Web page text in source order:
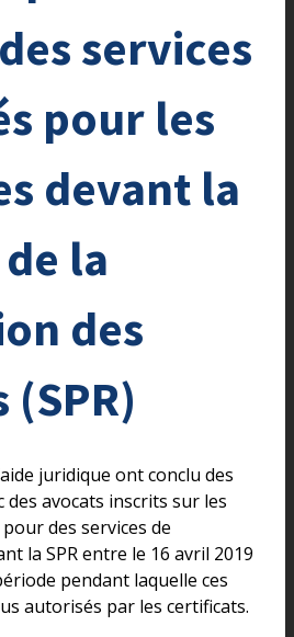
services
pour les
devant la
la
des
juridique ont conclu des
des avocats inscrits sur les
pour des services de
la SPR entre le 16 avril 2019
pendant laquelle ces
autorisés par les certificats.